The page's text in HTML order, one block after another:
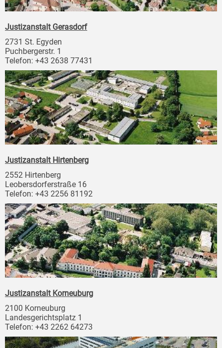
Justizanstalt Gerasdorf
2731 St. Egyden
Puchbergerstr. 1
Telefon: +43 2638 77431
Justizanstalt Hirtenberg
2552 Hirtenberg
Leobersdorferstraße 16
Telefon: +43 2256 81192
Justizanstalt Korneuburg
2100 Korneuburg
Landesgerichtsplatz 1
Telefon: +43 2262 64273